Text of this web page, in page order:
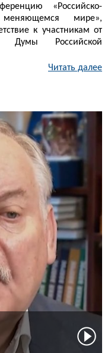
«Российско-
меняющемся мире»,
к участникам от
Думы Российской
Читать далее